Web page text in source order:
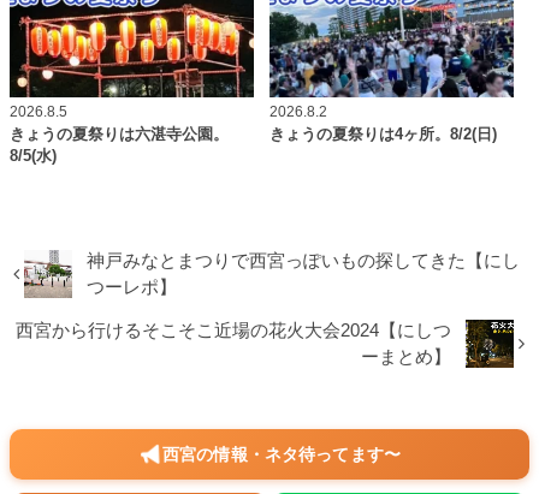
2026.8.5
きょうの夏祭りは六湛寺公園。
8/5(水)
2026.8.2
きょうの夏祭りは4ヶ所。8/2(日)
神戸みなとまつりで西宮っぽいもの探してきた【にし
つーレポ】
西宮から行けるそこそこ近場の花火大会2024【にしつ
ーまとめ】
西宮の情報・ネタ待ってます〜